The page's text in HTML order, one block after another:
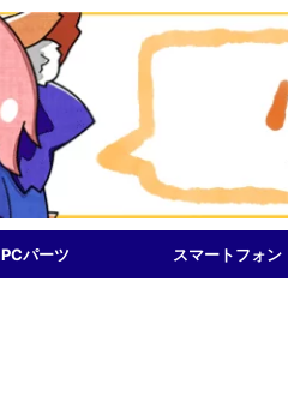
PCパーツ スマートフォン